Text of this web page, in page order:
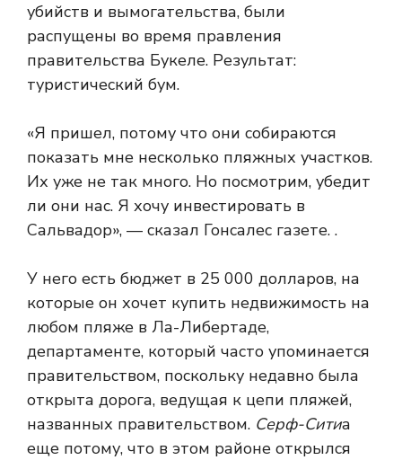
убийств и вымогательства, были
распущены во время правления
правительства Букеле. Результат:
туристический бум.
«Я пришел, потому что они собираются
показать мне несколько пляжных участков.
Их уже не так много. Но посмотрим, убедит
ли они нас. Я хочу инвестировать в
Сальвадор», — сказал Гонсалес газете. .
У него есть бюджет в 25 000 долларов, на
которые он хочет купить недвижимость на
любом пляже в Ла-Либертаде,
департаменте, который часто упоминается
правительством, поскольку недавно была
открыта дорога, ведущая к цепи пляжей,
названных правительством. Серф-Ситиа
еще потому, что в этом районе открылся